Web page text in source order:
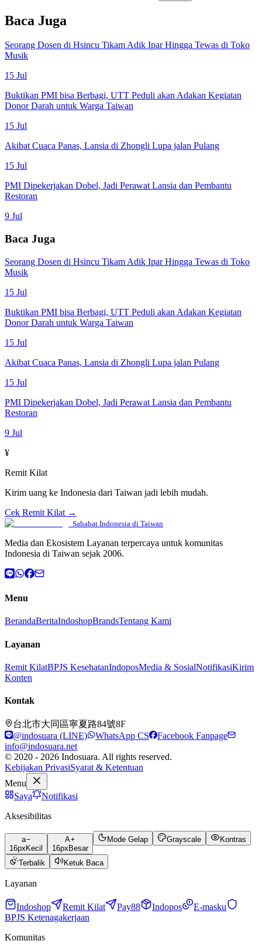
Baca Juga
Seorang Dosen di Hsincu Tikam Adik Ipar Hingga Tewas di Toko
Musik
15 Jul
Buktikan PMI bisa Berbagi, UTT Peduli akan Adakan Kegiatan
Donor Darah untuk Warga Taiwan
15 Jul
Akibat Cuaca Panas, Lansia di Zhongli Lupa jalan Pulang
15 Jul
PMI Dipekerjakan Dobel, Jadi Perawat Lansia dan Pembantu
Restoran
9 Jul
Baca Juga
Seorang Dosen di Hsincu Tikam Adik Ipar Hingga Tewas di Toko
Musik
15 Jul
Buktikan PMI bisa Berbagi, UTT Peduli akan Adakan Kegiatan
Donor Darah untuk Warga Taiwan
15 Jul
Akibat Cuaca Panas, Lansia di Zhongli Lupa jalan Pulang
15 Jul
PMI Dipekerjakan Dobel, Jadi Perawat Lansia dan Pembantu
Restoran
9 Jul
¥
Remit Kilat
Kirim uang ke Indonesia dari Taiwan jadi lebih mudah.
Cek Remit Kilat →
Sahabat Indonesia di Taiwan
Media dan Ekosistem Layanan terpercaya untuk komunitas
Indonesia di Taiwan sejak 2006.
Menu
BerandaBeritaIndoshopBrandsTentang Kami
Layanan
Remit KilatBPJS KesehatanIndoposMedia & SosialNotifikasiKirim
Konten
Kontak
台北市大同區寧夏路84號8F
@indosuara (LINE)
WhatsApp CS
Facebook Fanpage
info@indosuara.net
© 2020 - 2026 Indosuara. All rights reserved.
Kebijakan PrivasiSyarat & Ketentuan
Menu
Saya
Notifikasi
Aksesibilitas
a
16px Kecil
A
16px Besar
Mode Gelap Grayscale Kontras
Terbalik Ketuk Baca
Layanan
Indoshop Remit Kilat Pay88 Indopos
E-masku
BPJS Ketenagakerjaan
Komunitas